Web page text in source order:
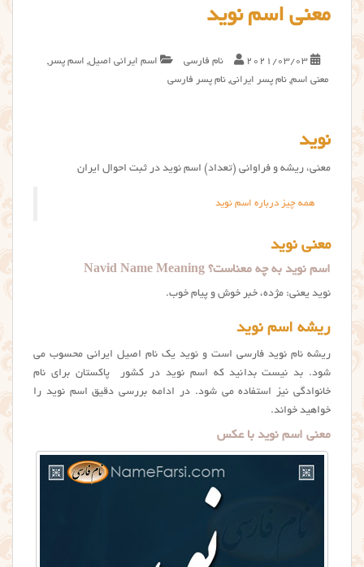
معنی اسم نوید
2021/03/03 نام فارسی اسم ایرانی اصیل, اسم پسر ,
معنی اسم, نام پسر ایرانی, نام پسر فارسی
نوید
معنی، ریشه و فراوانی (تعداد) اسم نوید در ثبت احوال ایران
همه چیز درباره اسم نوید
معنی نوید
اسم نوید به چه معناست؟ Navid Name Meaning
نوید یعنی: مژده، خبر خوش و پیام خوب.
ریشه اسم نوید
ریشه نام نوید فارسی است و نوید یک نام اصیل ایرانی محسوب می
شود. بد نیست بدانید که اسم نوید در کشور پاکستان برای نام
خانوادگی نیز استفاده می شود. در ادامه بررسی دقیق اسم نوید را
خواهید خواند.
معنی اسم نوید با عکس